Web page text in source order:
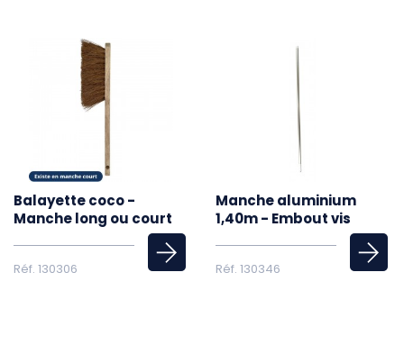
Balayette coco -
Manche long ou court
Réf. 130306
Manche aluminium
1,40m - Embout vis
Réf. 130346